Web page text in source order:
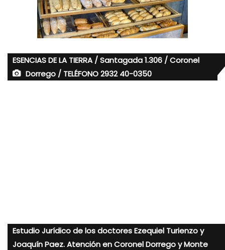
ESENCIAS DE LA TIERRA / Santagada 1.306 / Coronel
Dorrego / TELÉFONO 2932 40-0350
Estudio Jurídico de los doctores Ezequiel Turienzo y
Joaquín Paez. Atención en Coronel Dorrego y Monte